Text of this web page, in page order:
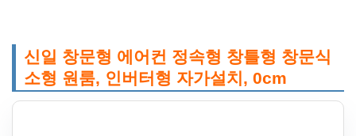
신일 창문형 에어컨 정속형 창틀형 창문식
소형 원룸, 인버터형 자가설치, 0cm